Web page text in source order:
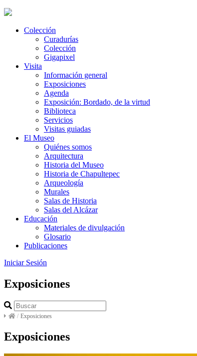
Colección
Curadurías
Colección
Gigapixel
Visita
Información general
Exposiciones
Agenda
Exposición: Bordado, de la virtud
Biblioteca
Servicios
Visitas guiadas
El Museo
Quiénes somos
Arquitectura
Historia del Museo
Historia de Chapultepec
Arqueología
Murales
Salas de Historia
Salas del Alcázar
Educación
Materiales de divulgación
Glosario
Publicaciones
Iniciar Sesión
Exposiciones
/ Exposiciones
Exposiciones